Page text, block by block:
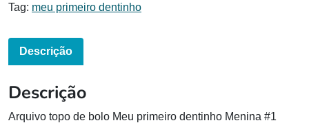
Tag: meu primeiro dentinho
Descrição
Descrição
Arquivo topo de bolo Meu primeiro dentinho Menina #1